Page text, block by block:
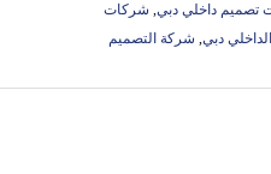
تصميم داخلي دبي, شركات
دبي, شركة التصميم